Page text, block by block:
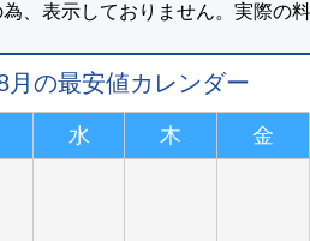
、表示しておりません。実際の
月の最安値カレンダー
水 木 金